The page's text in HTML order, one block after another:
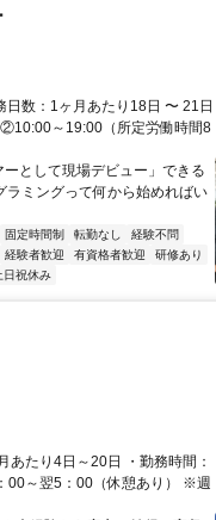
数：1ヶ月あたり18日 〜 21日
～19:00（所定労働時間8
として現場デビュー」できる
ラミングって何から始めればい
固定時間制 転勤なし
経験不問
経験者歓迎 有資格者歓迎
研修あり
日祝休み
あたり4日～20日 ・勤務時間：
00～翌5：00（休憩あり） ※週